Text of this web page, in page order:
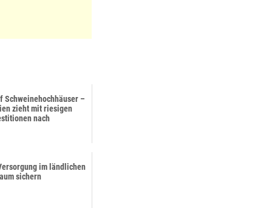
Schweinehochhäuser –
zieht mit riesigen
nach
im ländlichen
sichern